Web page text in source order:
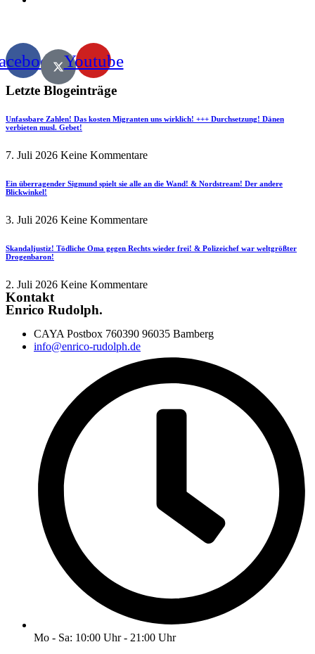
Youtube
Letzte Blogeinträge
Unfassbare Zahlen! Das kosten Migranten uns wirklich! +++ Durchsetzung! Dänen
verbieten musl. Gebet!
7. Juli 2026 Keine Kommentare
Ein überragender Sigmund spielt sie alle an die Wand! & Nordstream! Der andere
Blickwinkel!
3. Juli 2026 Keine Kommentare
Skandaljustiz! Tödliche Oma gegen Rechts wieder frei! & Polizeichef war weltgrößter
Drogenbaron!
2. Juli 2026 Keine Kommentare
Kontakt
Enrico Rudolph.
CAYA Postbox 760390 96035 Bamberg
info@enrico-rudolph.de
Mo - Sa: 10:00 Uhr - 21:00 Uhr